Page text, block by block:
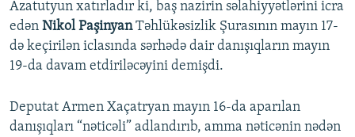
Azatutyun xatırladır ki, baş nazirin səlahiyyətlərini icra
edən Nikol PaşinyanTəhlükəsizlik Şurasının mayın 17-
də keçirilən iclasında sərhədə dair danışıqların mayın
19-da davam etdiriləcəyini demişdi.
Deputat Armen Xaçatryan mayın 16-da aparılan
danışıqları “nəticəli” adlandırıb, amma nəticənin nədən